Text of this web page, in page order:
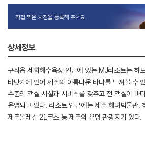
직접 찍은 사진을 등록해 주세요.
상세정보
구좌읍 세화해수욕장 인근에 있는 MJ리조트는 하
바닷가에 있어 제주의 아름다운 바다를 느껴볼 수
수준의 객실 시설과 서비스를 갖추고 전 객실이 바
운영되고 있다. 리조트 인근에는 제주 해녀박물관,
제주올레길 21코스 등 제주의 유명 관광지가 있다.